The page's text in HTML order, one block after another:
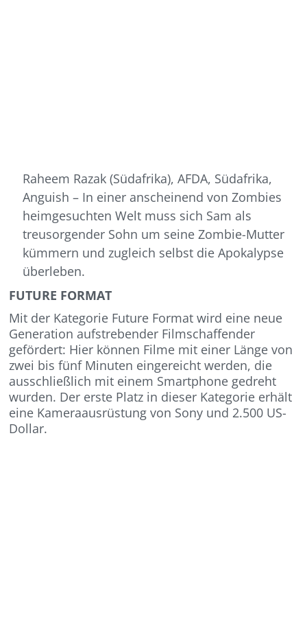
Raheem Razak (Südafrika), AFDA, Südafrika,
Anguish – In einer anscheinend von Zombies
heimgesuchten Welt muss sich Sam als
treusorgender Sohn um seine Zombie-Mutter
kümmern und zugleich selbst die Apokalypse
überleben.
FUTURE FORMAT
Mit der Kategorie Future Format wird eine neue
Generation aufstrebender Filmschaffender
gefördert: Hier können Filme mit einer Länge von
zwei bis fünf Minuten eingereicht werden, die
ausschließlich mit einem Smartphone gedreht
wurden. Der erste Platz in dieser Kategorie erhält
eine Kameraausrüstung von Sony und 2.500 US-
Dollar.